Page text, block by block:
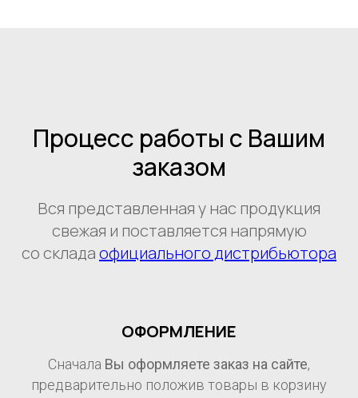
Процесс работы с Вашим
заказом
Вся представленная у нас продукция
свежая и поставляется напрямую
со складаофициального дистрибьютора
ОФОРМЛЕНИЕ
Сначала Вы оформляете заказ на сайте,
предварительно положив товары в корзину